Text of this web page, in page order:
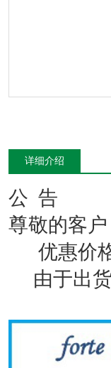
详细介绍
公 告
尊敬的客
优惠价格
由于出货